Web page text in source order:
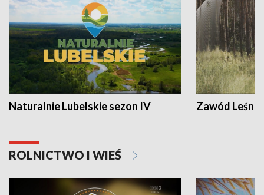
Naturalnie Lubelskie sezon IV Zawód Leśnik
ROLNICTWO I WIEŚ